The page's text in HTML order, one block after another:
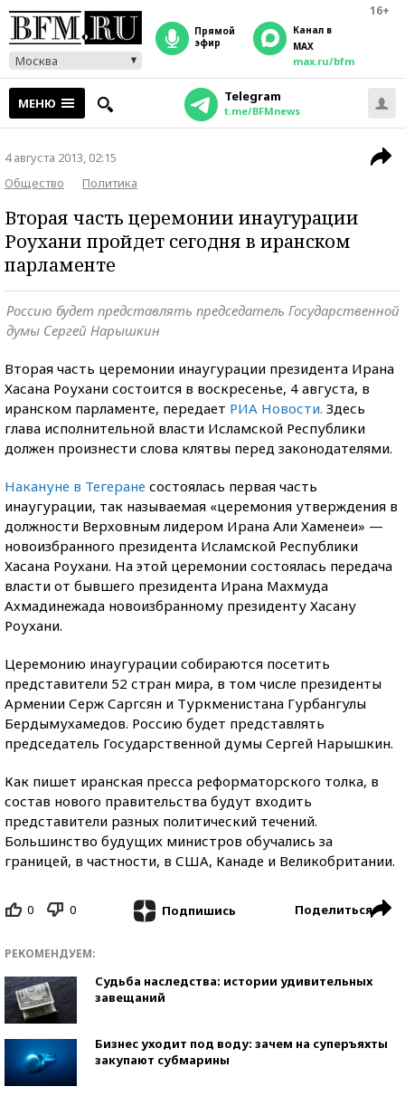
16+
Москва
прямой
эфир
Канал в
MAX
max.ru/bfm
МЕНЮ Telegram
t.me/BFMnews
4 августа 2013, 02:15
Общество
Политика
Вторая часть церемонии инаугурации
Роухани пройдет сегодня в иранском
парламенте
Россию будет представлять председатель Государственной
думы Сергей Нарышкин
Вторая часть церемонии инаугурации президента Ирана
Хасана Роухани состоится в воскресенье, 4 августа, в
иранском парламенте, передает РИА Новости. Здесь
глава исполнительной власти Исламской Республики
должен произнести слова клятвы перед законодателями.
Накануне в Тегеране состоялась первая часть
инаугурации, так называемая «церемония утверждения в
должности Верховным лидером Ирана Али Хаменеи» —
новоизбранного президента Исламской Республики
Хасана Роухани. На этой церемонии состоялась передача
власти от бывшего президента Ирана Махмуда
Ахмадинежада новоизбранному президенту Хасану
Роухани.
Церемонию инаугурации собираются посетить
представители 52 стран мира, в том числе президенты
Армении Серж Саргсян и Туркменистана Гурбангулы
Бердымухамедов. Россию будет представлять
председатель Государственной думы Сергей Нарышкин.
Как пишет иранская пресса реформаторского толка, в
состав нового правительства будут входить
представители разных политический течений.
Большинство будущих министров обучались за
границей, в частности, в США, Канаде и Великобритании.
0 0 Подпишись Поделиться
РЕКОМЕНДУЕМ:
Судьба наследства: истории удивительных
завещаний
Бизнес уходит под воду: зачем на суперъяхты
закупают субмарины